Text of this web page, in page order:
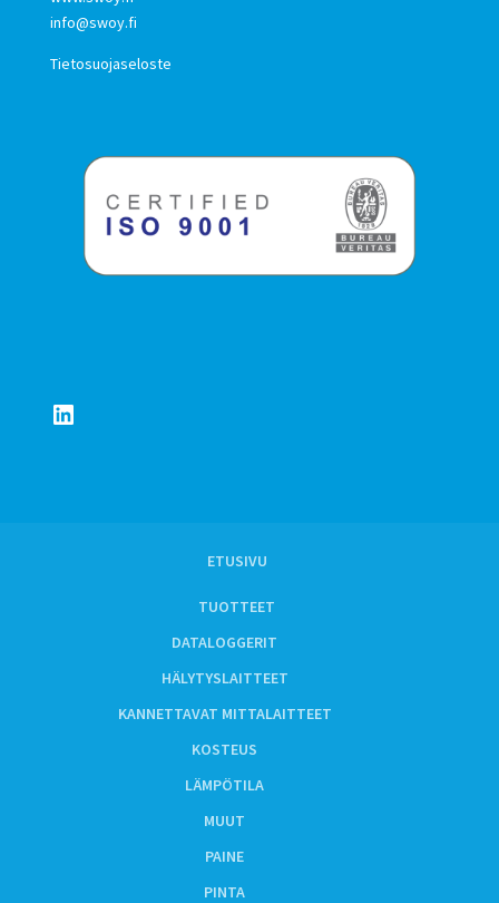
info@swoy.fi
Tietosuojaseloste
LinkedIn
ETUSIVU
TUOTTEET
DATALOGGERIT
HÄLYTYSLAITTEET
KANNETTAVAT MITTALAITTEET
KOSTEUS
LÄMPÖTILA
MUUT
PAINE
PINTA